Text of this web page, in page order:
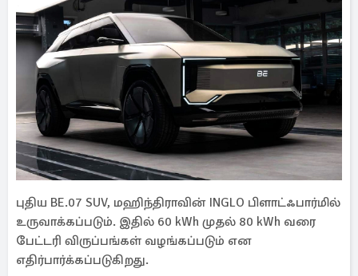
புதிய BE.07 SUV, மஹிந்திராவின் INGLO பிளாட்ஃபார்மில்
உருவாக்கப்படும். இதில் 60 kWh முதல் 80 kWh வரை
பேட்டரி விருப்பங்கள் வழங்கப்படும் என
எதிர்பார்க்கப்படுகிறது.